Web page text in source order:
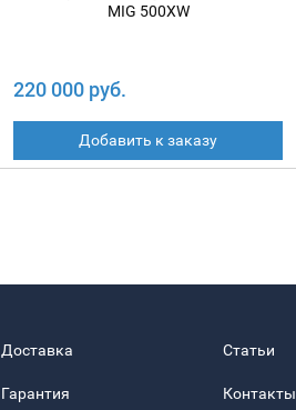
MIG 500XW
220 000 руб.
Добавить к заказу
Доставка
Гарантия
Статьи
Контакты